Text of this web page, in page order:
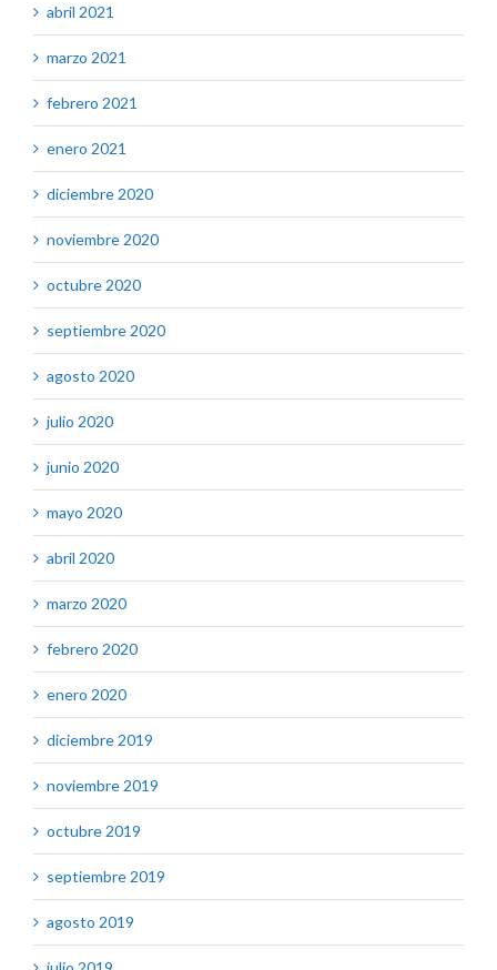
abril 2021
marzo 2021
febrero 2021
enero 2021
diciembre 2020
noviembre 2020
octubre 2020
septiembre 2020
agosto 2020
julio 2020
junio 2020
mayo 2020
abril 2020
marzo 2020
febrero 2020
enero 2020
diciembre 2019
noviembre 2019
octubre 2019
septiembre 2019
agosto 2019